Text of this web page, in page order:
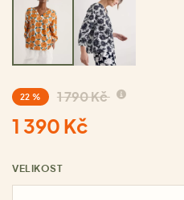
22 % 1 790 Kč
1 390 Kč
VELIKOST